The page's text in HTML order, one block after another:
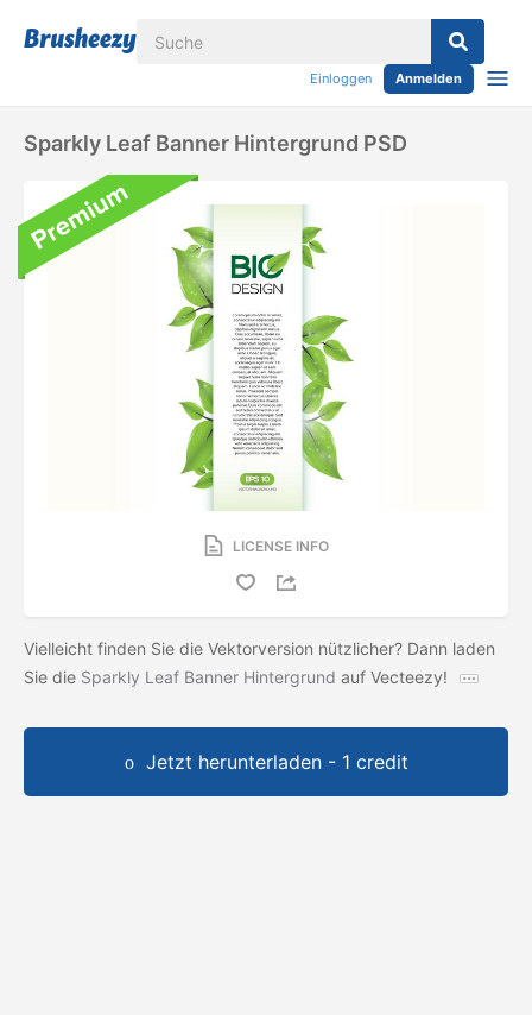
Einloggen Anmelden
Sparkly Leaf Banner Hintergrund PSD
LICENSE INFO
Vielleicht finden Sie die Vektorversion nützlicher? Dann laden
Sie die Sparkly Leaf Banner Hintergrund auf Vecteezy!
Jetzt herunterladen - 1 credit